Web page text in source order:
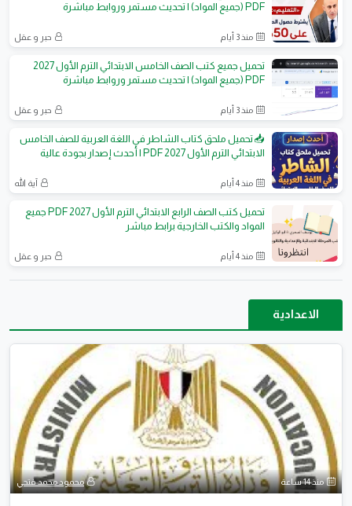
PDF (جميع المواد) | تحديث مستمر وروابط مباشرة
منذ 3 أيام حبر و عقل
تحميل جميع كتب الصف الخامس الابتدائي الترم الأول 2027
PDF (جميع المواد) | تحديث مستمر وروابط مباشرة
منذ 3 أيام حبر و عقل
📥 تحميل ملحق كتاب الشاطر في اللغة العربية للصف الخامس
الابتدائي الترم الأول 2027 PDF | أحدث إصدار بجودة عالية
منذ 4 أيام آية الله
تحميل كتب الصف الرابع الابتدائي الترم الأول 2027 PDF جميع
المواد والكتب الخارجية برابط مباشر
منذ 4 أيام حبر و عقل
الاعدادية
منذ 14 ساعة محمود محمد فتحي